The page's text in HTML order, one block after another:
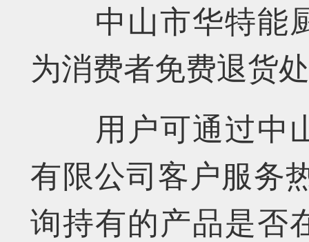
中山市华特能厨
为消费者免费退货
用户可通过中山
有限公司客户服务
询持有的产品是否